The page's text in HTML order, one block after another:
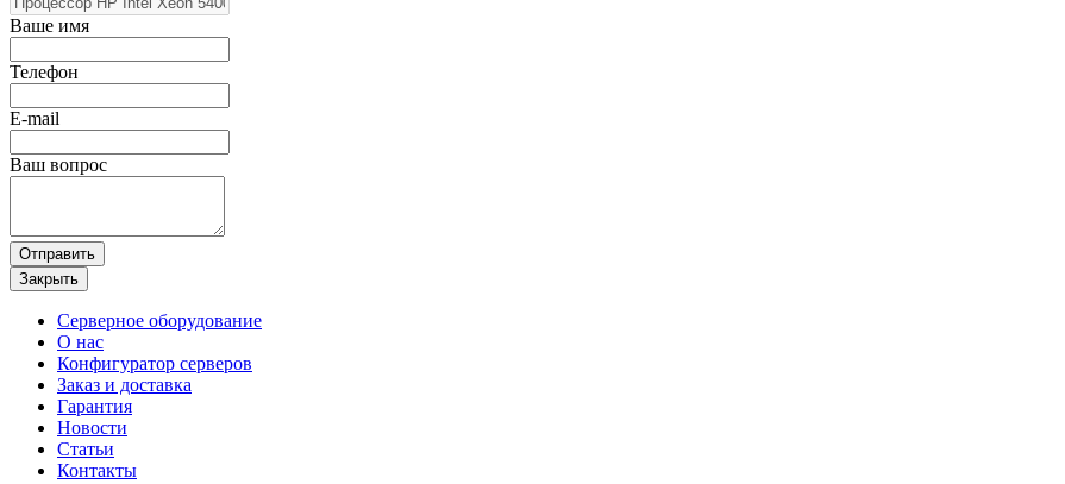
Ваше имя
Телефон
E-mail
Ваш вопрос
Отправить
Закрыть
Серверное оборудование
О нас
Конфигуратор серверов
Заказ и доставка
Гарантия
Новости
Статьи
Контакты